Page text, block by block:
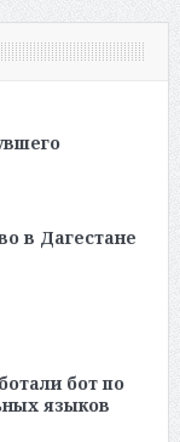
в Дагестане
бот по
языков